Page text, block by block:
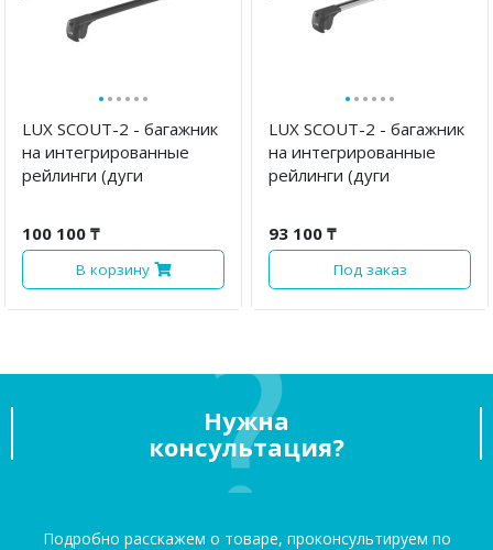
······
LUX SCOUT-2 - багажник
на интегрированные
рейлинги (дуги
100 100 ₸
В корзину
······
LUX SCOUT-2 - багажник
на интегрированные
рейлинги (дуги
93 100 ₸
Под заказ
Нужна
консультация?
Подробно расскажем о товаре, проконсультируем по